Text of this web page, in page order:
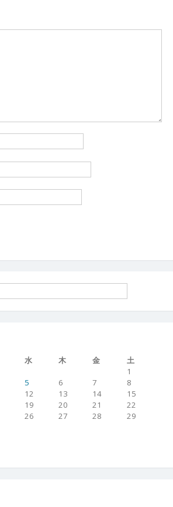
水 木 金
土
1
5 6 7
8
12 13 14
15
19 20 21
22
26 27 28
29